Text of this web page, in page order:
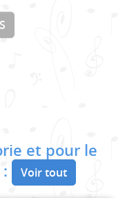
et pour le
Voir tout